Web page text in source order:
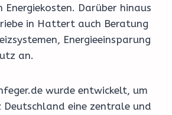
Darüber hinaus
in Hattert auch Beratung
Energieeinsparung
an.
wurde entwickelt, um
Deutschland eine zentrale und